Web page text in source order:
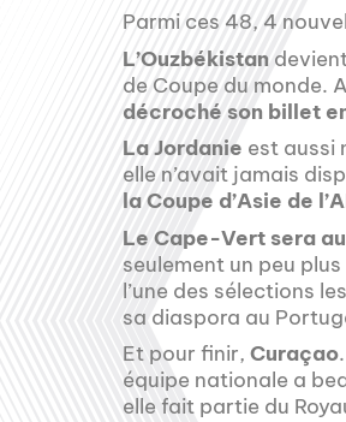
Parmi ces 48, 4
L’Ouzbékistan
de Coupe du monde.
décroché son billet
La Jordanie est aussi
elle n’avait jamais
la Coupe d’Asie de
Le Cape-Vert sera
seulement un peu
l’une des sélections
sa diaspora au
Et pour finir, Curaçao
équipe nationale a
elle fait partie du